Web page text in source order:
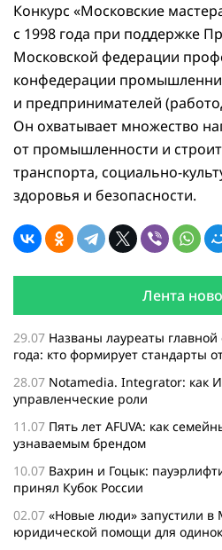
Конкурс «Московские
с 1998 года при поддержке
Московской федерации
конфедерации
и предпринимателей
Он охватывает множество
от промышленности и
транспорта, социально-
здоровья и безопасности.
Лента
29.07 Названы лауреаты
года: кто формирует стандарты
28.07 Notamedia. Integrator: как
управленческие роли
11.07 Пять лет AFUVA: как
узнаваемым брендом
10.07 Вахрин и Гоцык:
принял Кубок России
02.07 «Новые люди» запустили в
юридической помощи для